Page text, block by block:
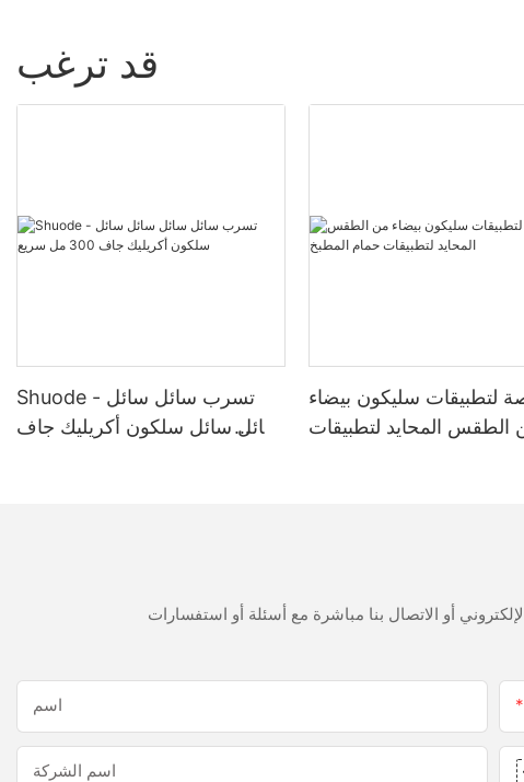
قد ترغب
Shuode - تسرب سائل سائل
سائل سائل سلكون أكريليك جاف
لتطبيقات سليكون بيضاء
الطقس المحايد لتطبيقات
اسم
اسم الشركة